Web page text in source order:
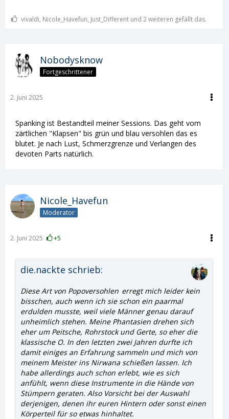
vivaldi, Nicole_Havefun, Just_Different und 2 weiteren gefällt das.
Nobodysknow
Fortgeschrittener
2. Juni 2025
Spanking ist Bestandteil meiner Sessions. Das geht vom
zärtlichen "Klapsen" bis grün und blau versohlen das es
blutet. Je nach Lust, Schmerzgrenze und Verlangen des
devoten Parts natürlich.
Nicole_Havefun
Moderator
2. Juni 2025 +5
die.nackte schrieb:
Diese Art von Popoversohlen erregt mich leider kein
bisschen, auch wenn ich sie schon ein paarmal
erdulden musste, weil viele Männer genau darauf
unheimlich stehen. Meine Phantasien drehen sich
eher um Peitsche, Rohrstock und Gerte, so eher die
klassische O. In den letzten zwei Jahren durfte ich
damit einiges an Erfahrung sammeln und mich von
meinem Meister ins Nirwana schießen lassen. Ich
habe allerdings auch schon erlebt, wie es sich
anfühlt, wenn diese Instrumente in die Hände von
Stümpern geraten. Also Vorsicht bei der Auswahl
derjenigen, denen ihr euren Hintern oder sonst einen
Körperteil für so etwas hinhaltet.